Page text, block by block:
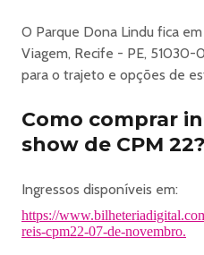
O Parque Dona Lindu fica
Viagem, Recife - PE, 51030-
para o trajeto e opções de
Como comprar
show de CPM 22?
Ingressos disponíveis em:
https://
reis-cpm22-07-de-novembro.